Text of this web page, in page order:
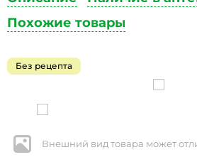
Похожие товары
Без рецепта
Внешний вид товара может